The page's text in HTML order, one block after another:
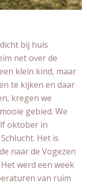
bij huis
net over de
klein kind, maar
te kijken en daar
kregen we
gebied. We
oktober in
Het is
naar de Vogezen
werd een week
van ruim